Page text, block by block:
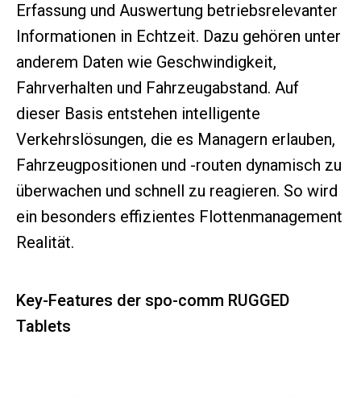
Erfassung und Auswertung betriebsrelevanter
Informationen in Echtzeit. Dazu gehören unter
anderem Daten wie Geschwindigkeit,
Fahrverhalten und Fahrzeugabstand. Auf
dieser Basis entstehen intelligente
Verkehrslösungen, die es Managern erlauben,
Fahrzeugpositionen und -routen dynamisch zu
überwachen und schnell zu reagieren. So wird
ein besonders effizientes Flottenmanagement
Realität.
Key-Features der spo-comm RUGGED
Tablets